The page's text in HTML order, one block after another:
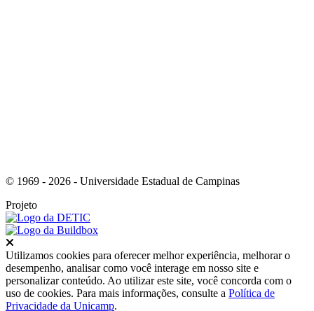
© 1969 - 2026 - Universidade Estadual de Campinas
Projeto
Utilizamos cookies para oferecer melhor experiência, melhorar o
desempenho, analisar como você interage em nosso site e
personalizar conteúdo. Ao utilizar este site, você concorda com o
uso de cookies. Para mais informações, consulte a Política de
Privacidade da Unicamp.